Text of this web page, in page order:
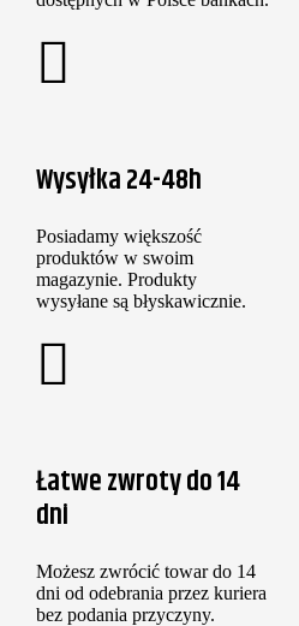
Wysyłka 24-48h
Posiadamy większość
produktów w swoim
magazynie. Produkty
wysyłane są błyskawicznie.
Łatwe zwroty do 14
dni
Możesz zwrócić towar do 14
dni od odebrania przez kuriera
bez podania przyczyny.